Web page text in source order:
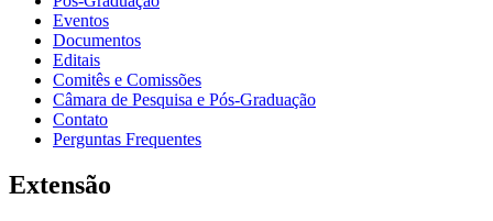
Eventos
Documentos
Editais
Comitês e Comissões
Câmara de Pesquisa e Pós-Graduação
Contato
Perguntas Frequentes
Extensão